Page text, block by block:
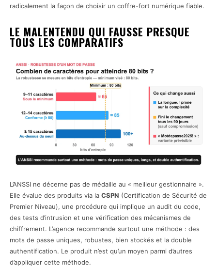
radicalement la façon de choisir un coffre-fort numérique fiable.
LE MALENTENDU QUI FAUSSE PRESQUE
TOUS LES COMPARATIFS
L’ANSSI ne décerne pas de médaille au « meilleur gestionnaire ».
Elle évalue des produits via la CSPN (Certification de Sécurité de
Premier Niveau), une procédure qui implique un audit du code,
des tests d’intrusion et une vérification des mécanismes de
chiffrement. L’agence recommande surtout une méthode : des
mots de passe uniques, robustes, bien stockés et la double
authentification. Le produit n’est qu’un moyen parmi d’autres
d’appliquer cette méthode.